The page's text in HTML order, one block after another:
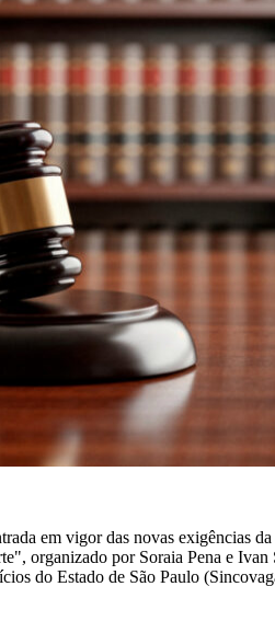
em vigor das novas
organizado por Soraia Pena e
do Estado de São Paulo